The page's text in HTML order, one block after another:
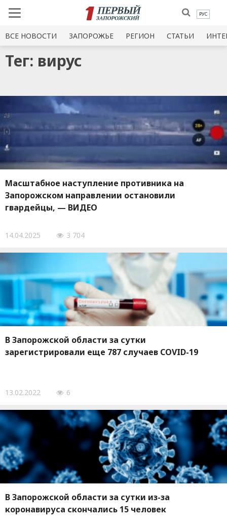
РУС
ВСЕ НОВОСТИ ЗАПОРОЖЬЕ РЕГИОН СТАТЬИ
Тег: вирус
Масштабное наступление противника на
Запорожском направлении остановили
гвардейцы, — ВИДЕО
14.04.2025 3 704
В Запорожской области за сутки
зарегистрировали еще 787 случаев COVID-19
13.02.2022 6
В Запорожской области за сутки из-за
коронавируса скончались 15 человек